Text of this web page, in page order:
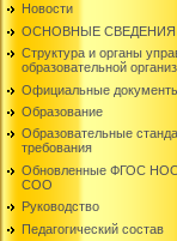
Новости
ОСНОВНЫЕ СВЕДЕНИЯ
Структура и органы
образовательной
Официальные
Образование
Образовательные
требования
Обновленные ФГОС
СОО
Руководство
Педагогический состав